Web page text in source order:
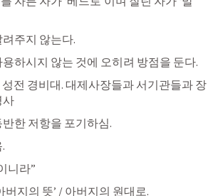
주지 않는다.
하시지 않는 것에 오히려 방점을 둔다.
전 경비대. 대제사장들과 서기관들과 장
사
한 저항을 포기하심.
니라”
버지의 뜻’ / 아버지의 원대로.